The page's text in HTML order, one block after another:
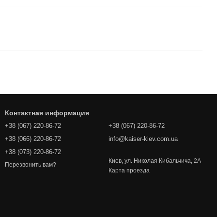
Контактная информация
+38 (067) 220-86-72
+38 (066) 220-86-72
+38 (073) 220-86-72
Перезвонить вам?
+38 (067) 220-86-72
info@kaiser-kiev.com.ua
Киев, ул. Николая Кибальчича, 2А
Карта проезда